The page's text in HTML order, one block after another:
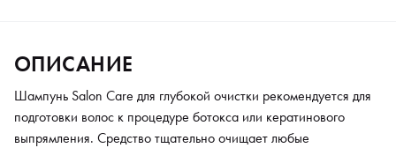
ОПИСАНИЕ
Шампунь Salon Care для глубокой очистки рекомендуется для
подготовки волос к процедуре ботокса или кератинового
выпрямления. Средство тщательно очищает любые